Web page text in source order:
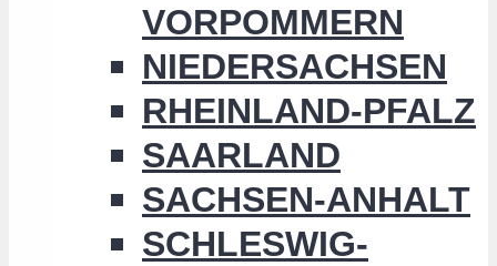
VORPOMMERN
NIEDERSACHSEN
RHEINLAND-PFALZ
SAARLAND
SACHSEN-ANHALT
SCHLESWIG-